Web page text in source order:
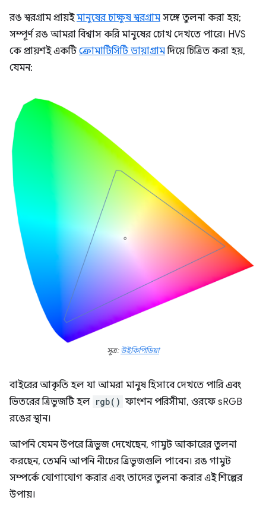
রঙ স্বরগ্রাম প্রায়ইমানুষের চাক্ষুষ স্বরগ্রাম সঙ্গে তুলনা করা হয়;
সম্পূর্ণ রঙ আমরা বিশ্বাস করি মানুষের চোখ দেখতে পারে। HVS
কে প্রায়শই একটিক্রোমাটিসিটি ডায়াগ্রামদিয়ে চিত্রিত করা হয়,
যেমন:
সূত্র:উইকিপিডিয়া
বাইরের আকৃতি হল যা আমরা মানুষ হিসাবে দেখতে পারি এবং
ভিতরের ত্রিভুজটি হল rgb() ফাংশন পরিসীমা, ওরফে sRGB
রঙের স্থান।
আপনি যেমন উপরে ত্রিভুজ দেখেছেন, গামুট আকারের তুলনা
করছেন, তেমনি আপনি নীচের ত্রিভুজগুলি পাবেন। রঙ গামুট
সম্পর্কে যোগাযোগ করার এবং তাদের তুলনা করার এই শিল্পের
উপায়।